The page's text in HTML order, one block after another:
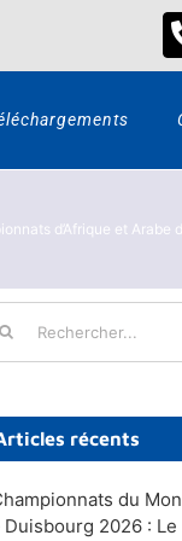
d’Afrique et Arabe
récents
du
Duisbourg 2026 :